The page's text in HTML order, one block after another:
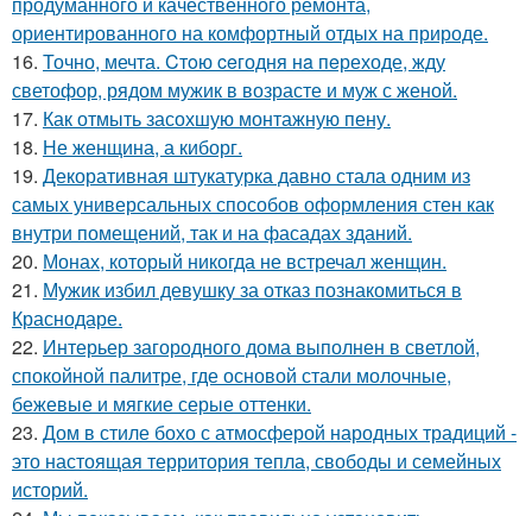
ориентированного на комфортный отдых на природе.
16. Точно, мечта. Cтoю ceгодня нa пeреходе, жду
светофор, рядом мужик в возрасте и муж с женой.
17. Как отмыть засохшую монтажную пену.
18. Не женщина, а киборг.
19. Декоративная штукатурка давно стала одним из
самых универсальных способов оформления стен как
внутри помещений, так и на фасадах зданий.
20. Монах, который никогда не встречал женщин.
21. Мужик избил девушку за отказ познакомиться в
Краснодаре.
22. Интерьер загородного дома выполнен в светлой,
спокойной палитре, где основой стали молочные,
бежевые и мягкие серые оттенки.
23. Дом в стиле бохо с атмосферой народных традиций -
это настоящая территория тепла, свободы и семейных
историй.